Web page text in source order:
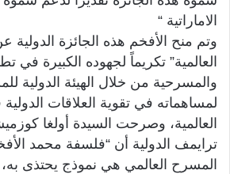
الاماراتية “
وتم منح الأفخم هذه الجائزة الدولية
العالمية” تكريماً لجهوده الكبيرة في
والمسرحية من خلال الهيئة الدولية
لمساهماته في تقوية العلاقات
العالمية، وصرحت السيدة أولغا
ترايمف الدولية أن “فلسفة محمد
المسرح العالمي هي نموذج يحتذى